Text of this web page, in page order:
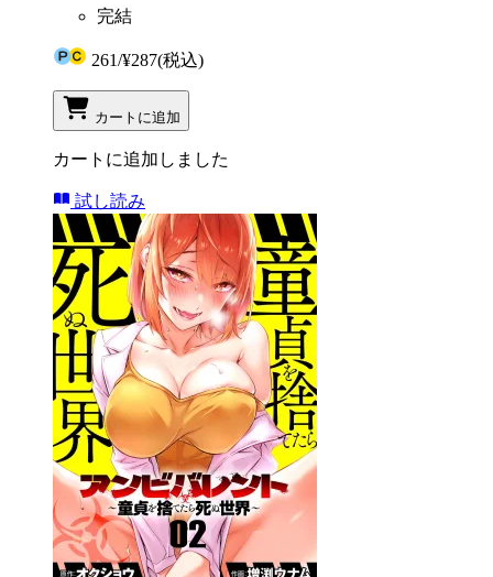
完結
261/¥287(税込)
カートに追加
カートに追加しました
試し読み